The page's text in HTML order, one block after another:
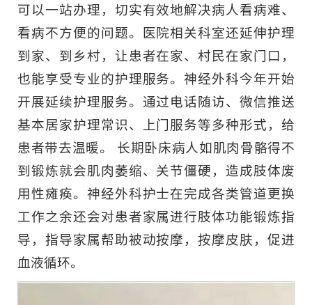
可以一站办理，切实有效地解决病人看病难、
看病不方便的问题。医院相关科室还延伸护理
到家、到乡村，让患者在家、村民在家门口，
也能享受专业的护理服务。神经外科今年开始
开展延续护理服务。通过电话随访、微信推送
基本居家护理常识、上门服务等多种形式，给
患者带去温暖。 长期卧床病人如肌肉骨骼得不
到锻炼就会肌肉萎缩、关节僵硬，造成肢体废
用性瘫痪。神经外科护士在完成各类管道更换
工作之余还会对患者家属进行肢体功能锻炼指
导，指导家属帮助被动按摩，按摩皮肤，促进
血液循环。